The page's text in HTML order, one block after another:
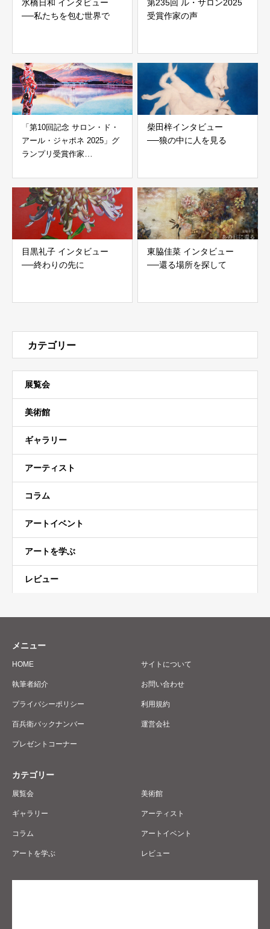
水橋日和 インタビュー
──私たちを包む世界で
第235回 ル・サロン2025
受賞作家の声
「第10回記念 サロン・ド・
アール・ジャポネ 2025」グ
ランプリ受賞作家
ビュー
柴田梓インタビュー
──狼の中に人を見る
目黒礼子 インタビュー
──終わりの先に
東脇佳菜 インタビュー
──還る場所を探して
カテゴリー
展覧会
美術館
ギャラリー
アーティスト
コラム
アートイベント
アートを学ぶ
レビュー
メニュー
HOME サイトについて
執筆者紹介 お問い合わせ
プライバシーポリシー 利用規約
百兵衛バックナンバー 運営会社
プレゼントコーナー
カテゴリー
展覧会 美術館
ギャラリー アーティスト
コラム アートイベント
アートを学ぶ レビュー